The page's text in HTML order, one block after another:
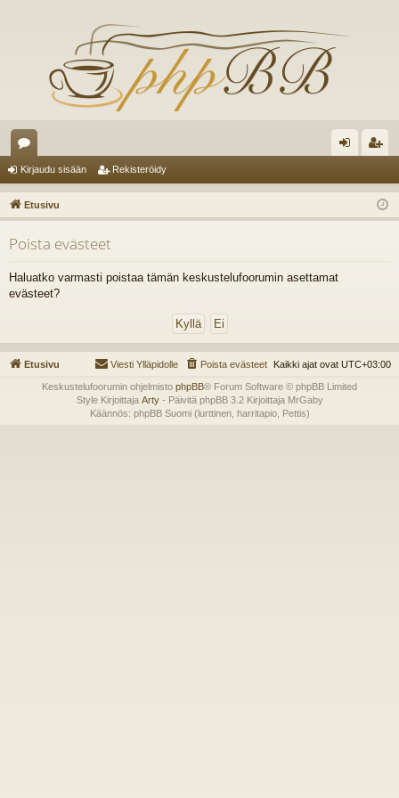
es
ku
st
el
ua
t
au
du
ist
er
Kirjaudu sisään Rekisteröidy
Etusivu
Poista evästeet
Haluatko varmasti poistaa tämän keskustelufoorumin asettamat
evästeet?
Etusivu Kaikki ajat ovat UTC+03:00
Poista evästeet
Viesti Ylläpidolle
Keskustelufoorumin ohjelmisto phpBB® Forum Software © phpBB Limited
Style Kirjoittaja Arty- Päivitä phpBB 3.2 Kirjoittaja MrGaby
Käännös: phpBB Suomi (lurttinen, harritapio, Pettis)